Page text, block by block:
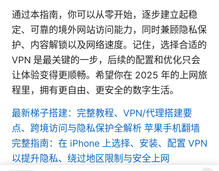
通过本指南，你可以从零开始，逐步建立起稳
定、可靠的境外网站访问能力，同时兼顾隐私保
护、内容解锁以及网络速度。记住，选择合适的
VPN 是最关键的一步，后续的配置和优化只会
让体验变得更顺畅。希望你在 2025 年的上网旅
程里，拥有更自由、更安全的数字生活。
最新梯子搭建：完整教程、VPN/代理搭建要
点、跨境访问与隐私保护全解析 苹果手机翻墙
完整指南：在 iPhone 上选择、安装、配置 VPN
以提升隐私、绕过地区限制与安全上网